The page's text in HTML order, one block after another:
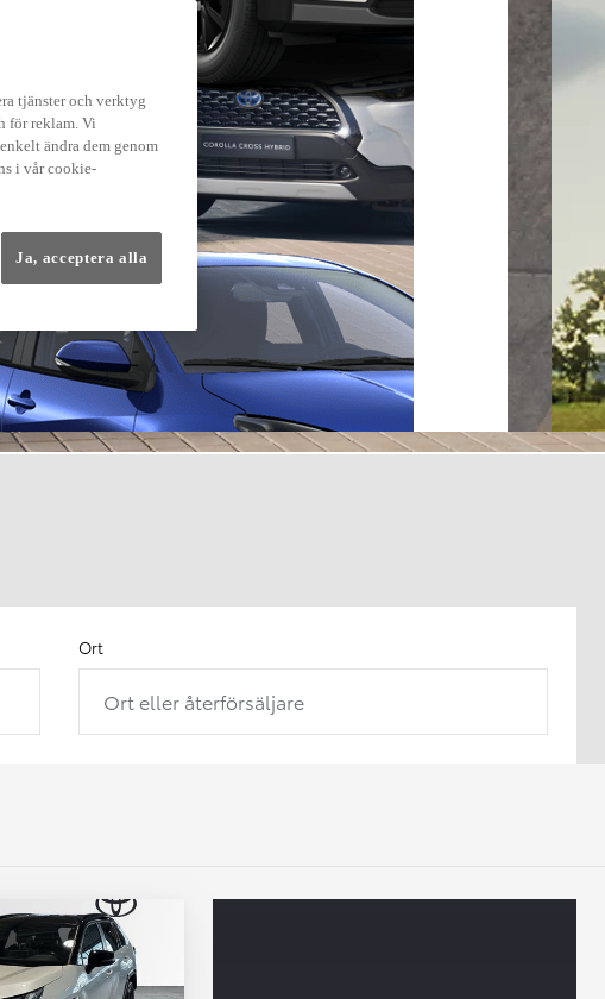
Ort
Ort eller återförsäljare
tjänster och verktyg
för reklam. Vi
ändra dem genom
i vår cookie-
Ja, acceptera alla